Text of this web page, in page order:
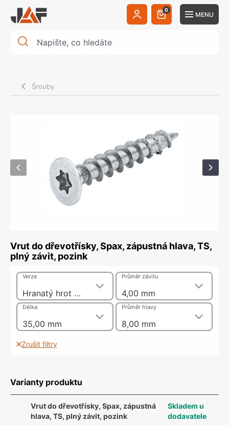
0
MENU
Šrouby
Vrut do dřevotřísky, Spax, zápustná hlava, TS,
plný závit, pozink
Hranatý hrot s patentovaným vlnovým profilem a víceúčelovou hlavou
Verze
4,00 mm
Průměr závitu
35,00 mm
Délka
8,00 mm
Průměr hlavy
Zrušit filtry
Varianty produktu
Vrut do dřevotřísky, Spax, zápustná
hlava, TS, plný závit, pozink
Skladem u
dodavatele